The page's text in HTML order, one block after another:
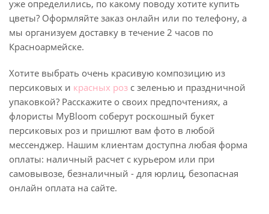
уже определились, по какому поводу хотите купить
цветы? Оформляйте заказ онлайн или по телефону, а
мы организуем доставку в течение 2 часов по
Красноармейске.
Хотите выбрать очень красивую композицию из
персиковых и красных роз с зеленью и праздничной
упаковкой? Расскажите о своих предпочтениях, а
флористы MyBloom соберут роскошный букет
персиковых роз и пришлют вам фото в любой
мессенджер. Нашим клиентам доступна любая форма
оплаты: наличный расчет с курьером или при
самовывозе, безналичный - для юрлиц, безопасная
онлайн оплата на сайте.